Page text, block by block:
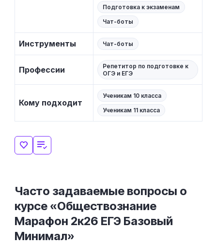
Подготовка к экзаменам
Чат-боты
Инструменты Чат-боты
Профессии
Репетитор по подготовке к
ОГЭ и ЕГЭ
Кому подходит
Ученикам 10 класса
Ученикам 11 класса
Часто задаваемые вопросы о
курсе «Обществознание
Марафон 2к26 ЕГЭ Базовый
Минимал»